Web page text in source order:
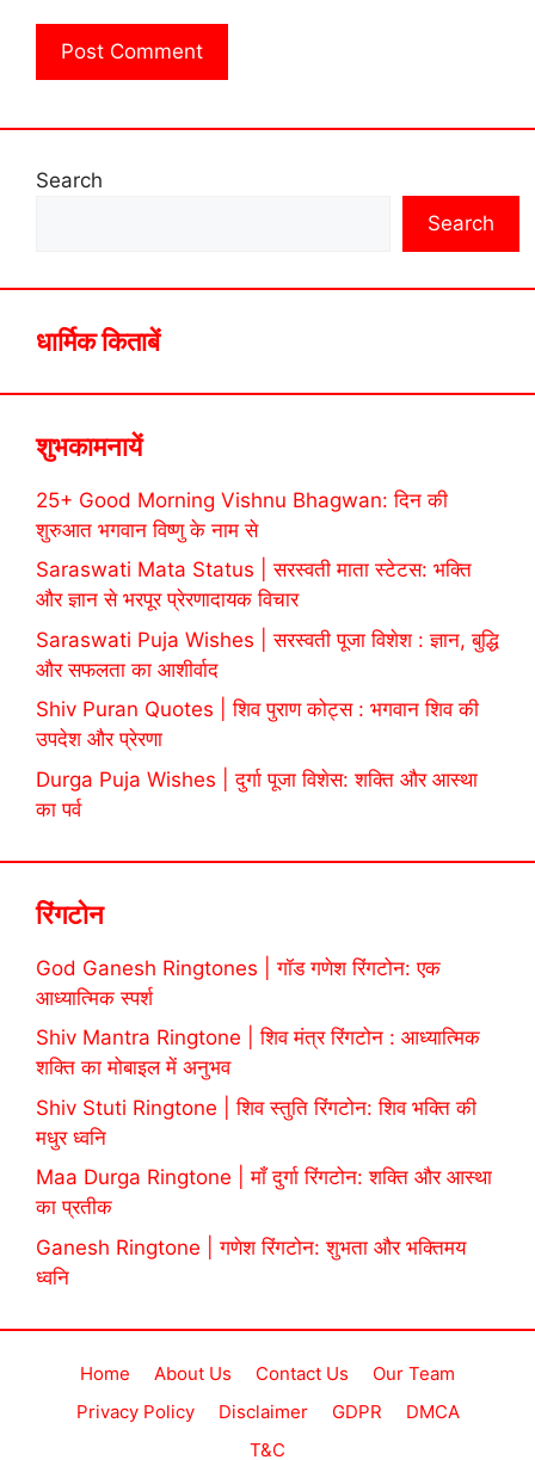
Search
Search
धार्मिक किताबें
शुभकामनायें
25+ Good Morning Vishnu Bhagwan: दिन की
शुरुआत भगवान विष्णु के नाम से
Saraswati Mata Status | सरस्वती माता स्टेटस: भक्ति
और ज्ञान से भरपूर प्रेरणादायक विचार
Saraswati Puja Wishes | सरस्वती पूजा विशेश : ज्ञान, बुद्धि
और सफलता का आशीर्वाद
Shiv Puran Quotes | शिव पुराण कोट्स : भगवान शिव की
उपदेश और प्रेरणा
Durga Puja Wishes | दुर्गा पूजा विशेस: शक्ति और आस्था
का पर्व
रिंगटोन
God Ganesh Ringtones | गॉड गणेश रिंगटोन: एक
आध्यात्मिक स्पर्श
Shiv Mantra Ringtone | शिव मंत्र रिंगटोन : आध्यात्मिक
शक्ति का मोबाइल में अनुभव
Shiv Stuti Ringtone | शिव स्तुति रिंगटोन: शिव भक्ति की
मधुर ध्वनि
Maa Durga Ringtone | माँ दुर्गा रिंगटोन: शक्ति और आस्था
का प्रतीक
Ganesh Ringtone | गणेश रिंगटोन: शुभता और भक्तिमय
ध्वनि
Home About Us Contact Us
Our Team
Privacy Policy
Disclaimer GDPR
DMCA
T&C